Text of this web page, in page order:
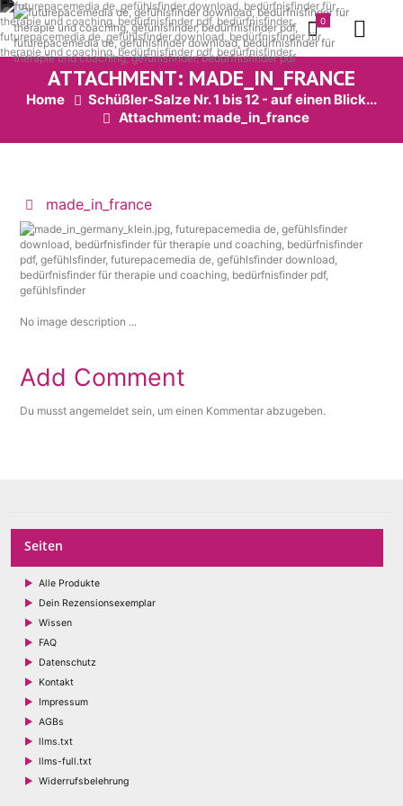
0
ATTACHMENT: MADE_IN_FRANCE
Home
Schüßler-Salze Nr. 1 bis 12 - auf einen Blick...
Attachment: made_in_france
made_in_france
No image description ...
Add Comment
Du musstangemeldet sein, um einen Kommentar abzugeben.
Seiten
Alle Produkte
Dein Rezensionsexemplar
Wissen
FAQ
Datenschutz
Kontakt
Impressum
AGBs
llms.txt
llms-full.txt
Widerrufsbelehrung